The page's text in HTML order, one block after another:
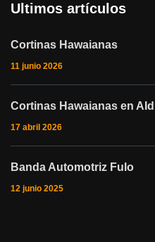
Ultimos artículos
Cortinas Hawaianas
11 junio 2026
Cortinas Hawaianas en
17 abril 2026
Banda Automotriz Fulo
12 junio 2025